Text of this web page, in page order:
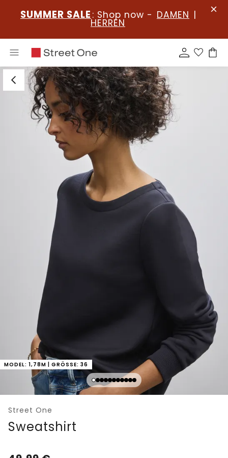
SUMMER SALE : Shop now - DAMEN |
HERREN
MODEL: 1,78M | GRÖSSE: 36
Street One
Sweatshirt